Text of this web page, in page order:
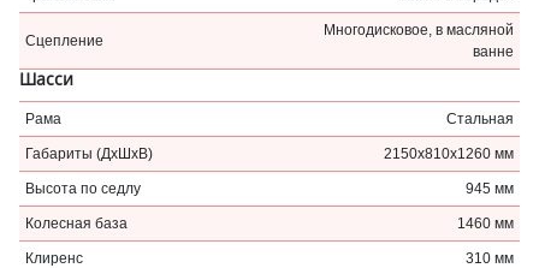
Сцепление
Многодисковое, в масляной
ванне
Шасси
Рама Стальная
Габариты (ДхШхВ) 2150х810х1260 мм
Высота по седлу 945 мм
Колесная база 1460 мм
Клиренс 310 мм